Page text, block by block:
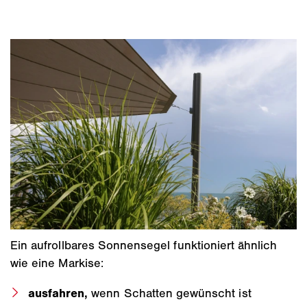
Ein aufrollbares Sonnensegel funktioniert ähnlich
wie eine Markise:
ausfahren,wenn Schatten gewünscht ist